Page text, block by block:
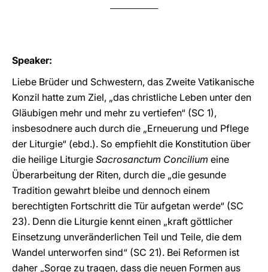
Speaker:
Liebe Brüder und Schwestern, das Zweite Vatikanische
Konzil hatte zum Ziel, „das christliche Leben unter den
Gläubigen mehr und mehr zu vertiefen“ (SC 1),
insbesodnere auch durch die „Erneuerung und Pflege
der Liturgie“ (ebd.). So empfiehlt die Konstitution über
die heilige Liturgie Sacrosanctum Concilium eine
Überarbeitung der Riten, durch die „die gesunde
Tradition gewahrt bleibe und dennoch einem
berechtigten Fortschritt die Tür aufgetan werde“ (SC
23). Denn die Liturgie kennt einen „kraft göttlicher
Einsetzung unveränderlichen Teil und Teile, die dem
Wandel unterworfen sind“ (SC 21). Bei Reformen ist
daher „Sorge zu tragen, dass die neuen Formen aus